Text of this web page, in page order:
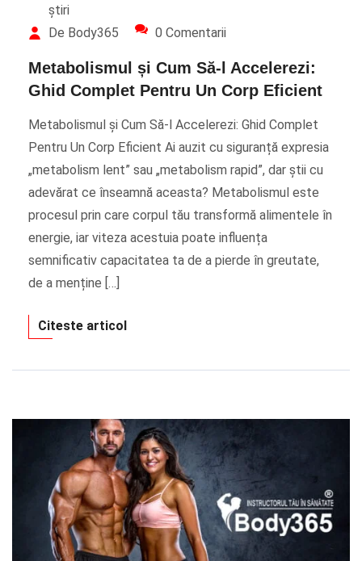
știri
De Body365
0 Comentarii
Metabolismul și Cum Să-l Accelerezi:
Ghid Complet Pentru Un Corp Eficient
Metabolismul și Cum Să-l Accelerezi: Ghid Complet
Pentru Un Corp Eficient Ai auzit cu siguranță expresia
„metabolism lent” sau „metabolism rapid”, dar știi cu
adevărat ce înseamnă aceasta? Metabolismul este
procesul prin care corpul tău transformă alimentele în
energie, iar viteza acestuia poate influența
semnificativ capacitatea ta de a pierde în greutate,
de a menține […]
Citeste articol